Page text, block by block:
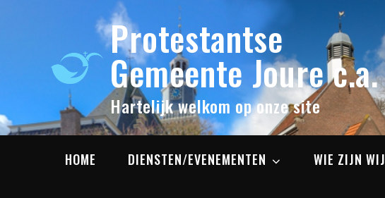
Protestantse
Gemeente Joure c.a.
Hartelijk welkom op onze site
HOME DIENSTEN/EVENEMENTEN WIE ZIJN WIJ